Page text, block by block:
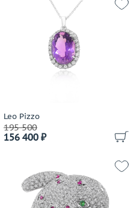
Leo Pizzo
195 500
156 400 ₽